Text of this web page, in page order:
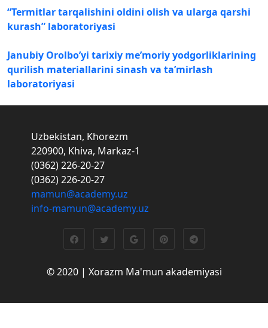
“Termitlar tarqalishini oldini olish va ularga qarshi
kurash” laboratoriyasi
Janubiy Orolbo’yi tarixiy me’moriy yodgorliklarining
qurilish materiallarini sinash va ta’mirlash
laboratoriyasi
Uzbekistan, Khorezm
220900, Khiva, Markaz-1
(0362) 226-20-27
(0362) 226-20-27
mamun@academy.uz
info-mamun@academy.uz
© 2020 | Xorazm Ma'mun akademiyasi